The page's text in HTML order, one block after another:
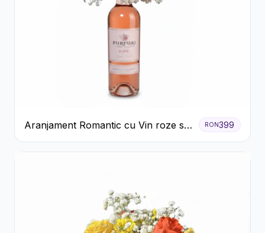
Aranjament Romantic cu Vin roze si
Flori pastel
RON399